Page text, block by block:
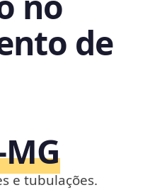
de
e tubulações.